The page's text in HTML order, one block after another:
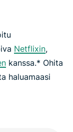
Netflixin,
kanssa.* Ohita
haluamaasi